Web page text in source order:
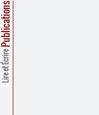
Lire et Écrire